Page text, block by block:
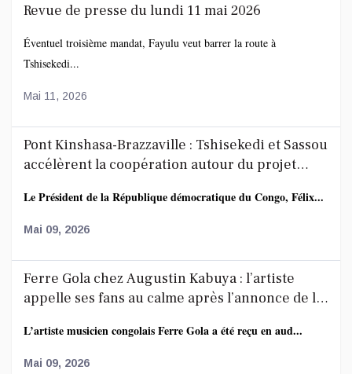
Revue de presse du lundi 11 mai 2026
Éventuel troisième mandat, Fayulu veut barrer la route à
Tshisekedi...
Mai 11, 2026
Pont Kinshasa-Brazzaville : Tshisekedi et Sassou
accélèrent la coopération autour du projet
Le Président de la République démocratique du Congo, Félix...
Mai 09, 2026
Ferre Gola chez Augustin Kabuya : l’artiste
appelle ses fans au calme après l’annonce de la
L’artiste musicien congolais Ferre Gola a été reçu en aud...
Mai 09, 2026